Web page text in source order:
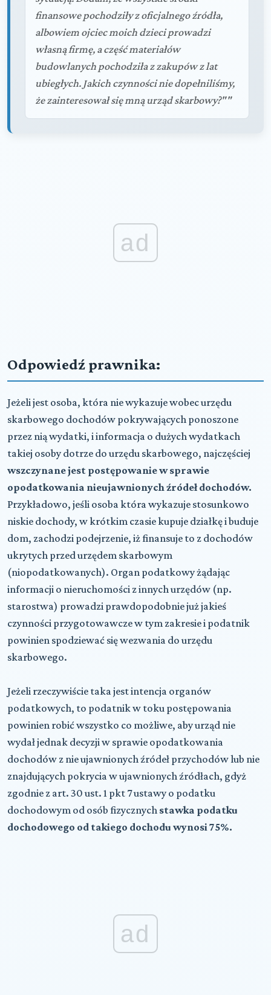
finansowe pochodziły z oficjalnego źródła,
albowiem ojciec moich dzieci prowadzi
własną firmę, a część materiałów
budowlanych pochodziła z zakupów z lat
ubiegłych. Jakich czynności nie dopełniliśmy,
że zainteresował się mną urząd skarbowy?""
ad
Odpowiedź prawnika:
Jeżeli jest osoba, która nie wykazuje wobec urzędu
skarbowego dochodów pokrywających ponoszone
przez nią wydatki, i informacja o dużych wydatkach
takiej osoby dotrze do urzędu skarbowego, najczęściej
wszczynane jest postępowanie w sprawie
opodatkowania nieujawnionych źródeł dochodów.
Przykładowo, jeśli osoba która wykazuje stosunkowo
niskie dochody, w krótkim czasie kupuje działkę i buduje
dom, zachodzi podejrzenie, iż finansuje to z dochodów
ukrytych przed urzędem skarbowym
(niopodatkowanych). Organ podatkowy żądając
informacji o nieruchomości z innych urzędów (np.
starostwa) prowadzi prawdopodobnie już jakieś
czynności przygotowawcze w tym zakresie i podatnik
powinien spodziewać się wezwania do urzędu
skarbowego.
Jeżeli rzeczywiście taka jest intencja organów
podatkowych, to podatnik w toku postępowania
powinien robić wszystko co możliwe, aby urząd nie
wydał jednak decyzji w sprawie opodatkowania
dochodów z nie ujawnionych źródeł przychodów lub nie
znajdujących pokrycia w ujawnionych źródłach, gdyż
zgodnie z art. 30 ust. 1 pkt 7 ustawy o podatku
dochodowym od osób fizycznych stawka podatku
dochodowego od takiego dochodu wynosi 75%.
ad